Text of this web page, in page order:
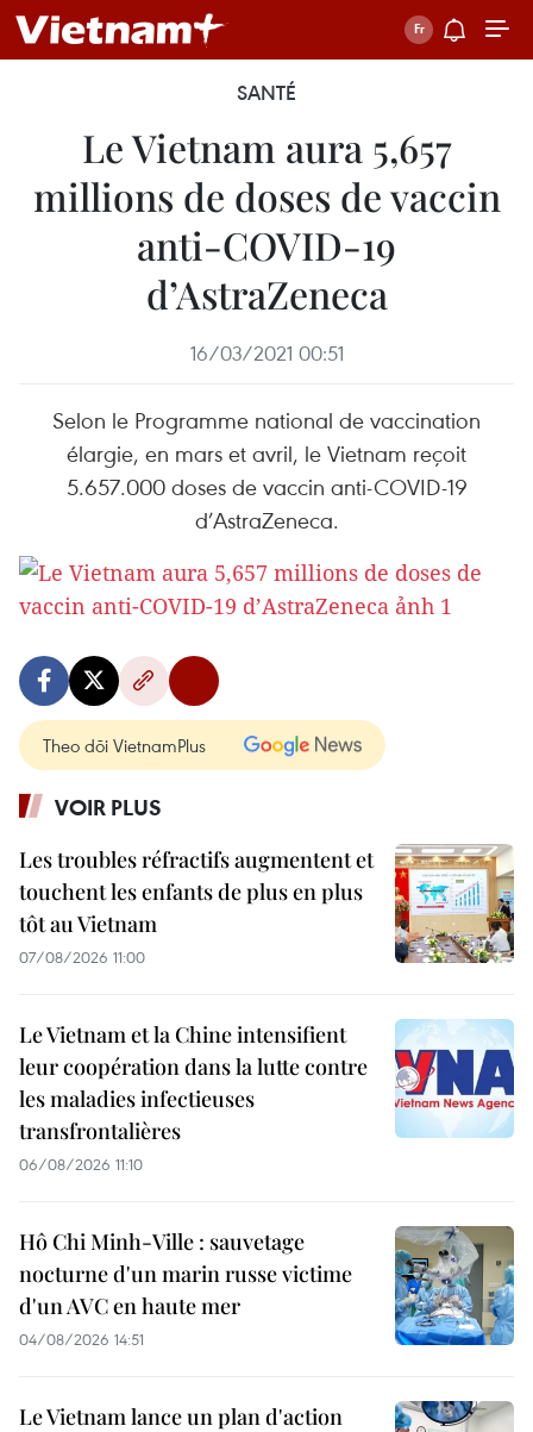
SANTÉ
Le Vietnam aura 5,657
millions de doses de vaccin
anti-COVID-19
d’AstraZeneca
16/03/2021 00:51
Selon le Programme national de vaccination
élargie, en mars et avril, le Vietnam reçoit
5.657.000 doses de vaccin anti-COVID-19
d’AstraZeneca.
Theo dõi VietnamPlus
VOIR PLUS
Les troubles réfractifs augmentent et
touchent les enfants de plus en plus
tôt au Vietnam
07/08/2026 11:00
Le Vietnam et la Chine intensifient
leur coopération dans la lutte contre
les maladies infectieuses
transfrontalières
06/08/2026 11:10
Hô Chi Minh-Ville : sauvetage
nocturne d'un marin russe victime
d'un AVC en haute mer
04/08/2026 14:51
Le Vietnam lance un plan d'action